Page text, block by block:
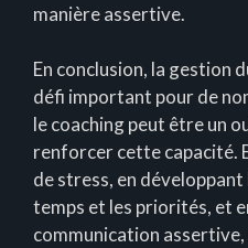
manière assertive.
En conclusion, la gestion
défi important pour de
le coaching peut être un
renforcer cette capacité.
de stress, en
temps et les priorités, et
communication assertive,